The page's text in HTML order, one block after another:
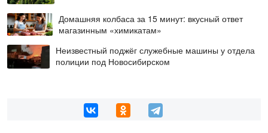
Домашняя колбаса за 15 минут: вкусный ответ
магазинным «химикатам»
Неизвестный поджёг служебные машины у отдела
полиции под Новосибирском